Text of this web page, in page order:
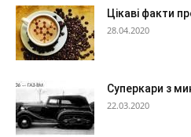
Цікаві факти
28.04.2020
Суперкари з
22.03.2020